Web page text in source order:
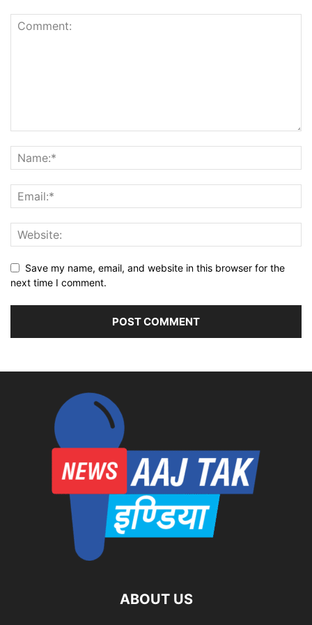
Save my name, email, and website in this browser for the
next time I comment.
ABOUT US